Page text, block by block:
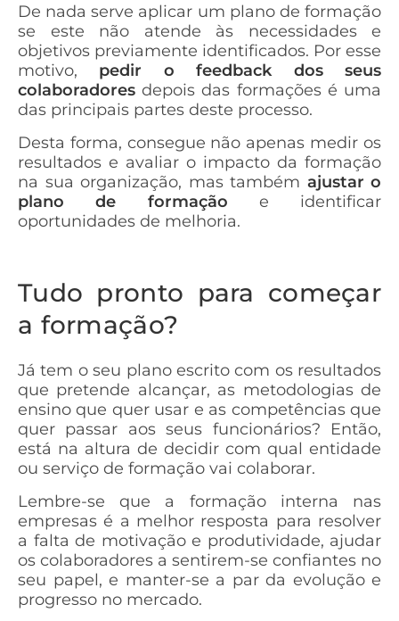
De nada serve aplicar um plano de formação
se este não atende às necessidades e
objetivos previamente identificados. Por esse
motivo, pedir o feedback dos seus
colaboradores depois das formações é uma
das principais partes deste processo.
Desta forma, consegue não apenas medir os
resultados e avaliar o impacto da formação
na sua organização, mas também ajustar o
plano de formação e identificar
oportunidades de melhoria.
Tudo pronto para começar
a formação?
Já tem o seu plano escrito com os resultados
que pretende alcançar, as metodologias de
ensino que quer usar e as competências que
quer passar aos seus funcionários? Então,
está na altura de decidir com qual entidade
ou serviço de formação vai colaborar.
Lembre-se que a formação interna nas
empresas é a melhor resposta para resolver
a falta de motivação e produtividade, ajudar
os colaboradores a sentirem-se confiantes no
seu papel, e manter-se a par da evolução e
progresso no mercado.